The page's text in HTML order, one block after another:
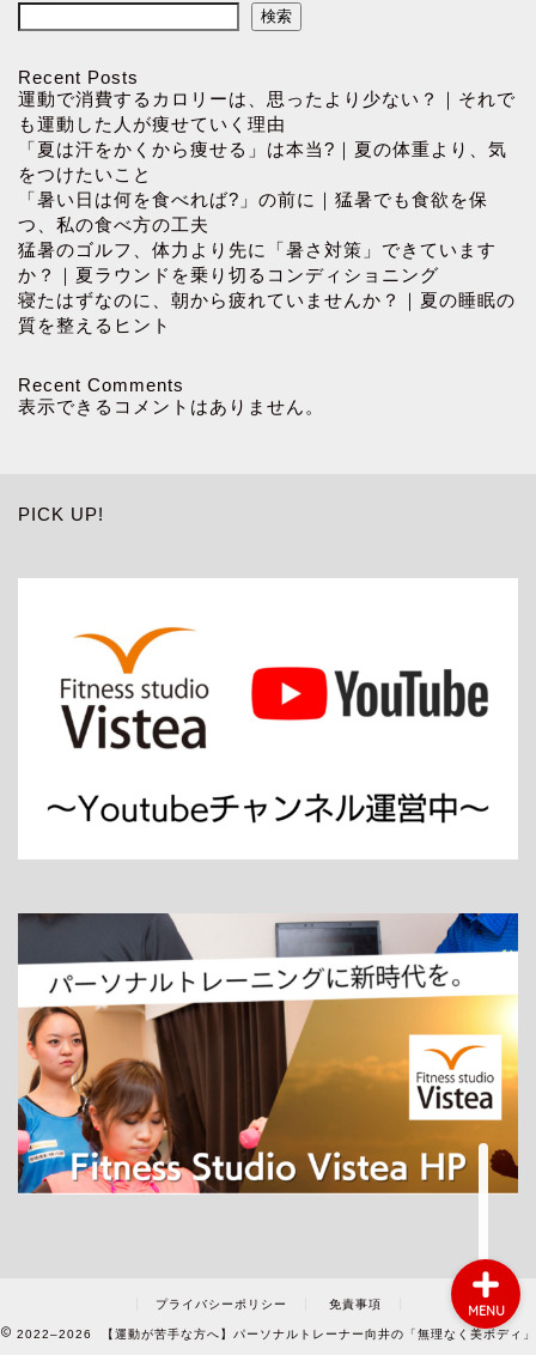
検索
Recent Posts
運動で消費するカロリーは、思ったより少ない？｜それで
も運動した人が痩せていく理由
「夏は汗をかくから痩せる」は本当?｜夏の体重より、気
をつけたいこと
「暑い日は何を食べれば?」の前に｜猛暑でも食欲を保
つ、私の食べ方の工夫
猛暑のゴルフ、体力より先に「暑さ対策」できています
か？｜夏ラウンドを乗り切るコンディショニング
寝たはずなのに、朝から疲れていませんか？｜夏の睡眠の
質を整えるヒント
Recent Comments
表示できるコメントはありません。
PICK UP!
プライバシーポリシー 免責事項
2022–2026 【運動が苦手な方へ】パーソナルトレーナー向井の「無理なく美ボディ」
MENU
ホーム
パーソナルトレーニング
ダイエット